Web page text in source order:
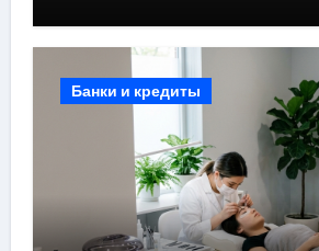
Банки и кредиты